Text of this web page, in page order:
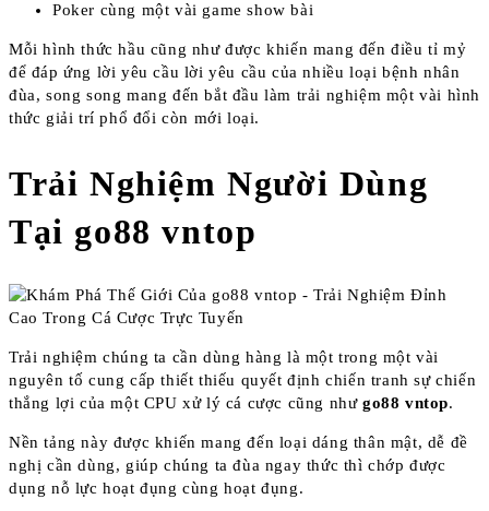
Poker cùng một vài game show bài
Mỗi hình thức hầu cũng như được khiến mang đến điều tỉ mỷ
để đáp ứng lời yêu cầu lời yêu cầu của nhiều loại bệnh nhân
đùa, song song mang đến bắt đầu làm trải nghiệm một vài hình
thức giải trí phổ đổi còn mới loại.
Trải Nghiệm Người Dùng
Tại go88 vntop
Trải nghiệm chúng ta cần dùng hàng là một trong một vài
nguyên tố cung cấp thiết thiếu quyết định chiến tranh sự chiến
thắng lợi của một CPU xử lý cá cược cũng nhưgo88 vntop.
Nền tảng này được khiến mang đến loại dáng thân mật, dễ đề
nghị cần dùng, giúp chúng ta đùa ngay thức thì chớp được
dụng nỗ lực hoạt đụng cùng hoạt đụng.